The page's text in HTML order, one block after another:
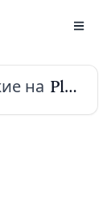
на Platypi